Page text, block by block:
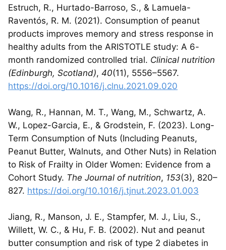
Estruch, R., Hurtado-Barroso, S., & Lamuela-
Raventós, R. M. (2021). Consumption of peanut
products improves memory and stress response in
healthy adults from the ARISTOTLE study: A 6-
month randomized controlled trial. Clinical nutrition
(Edinburgh, Scotland), 40(11), 5556–5567.
https://doi.org/10.1016/j.clnu.2021.09.020
Wang, R., Hannan, M. T., Wang, M., Schwartz, A.
W., Lopez-Garcia, E., & Grodstein, F. (2023). Long-
Term Consumption of Nuts (Including Peanuts,
Peanut Butter, Walnuts, and Other Nuts) in Relation
to Risk of Frailty in Older Women: Evidence from a
Cohort Study. The Journal of nutrition, 153(3), 820–
827. https://doi.org/10.1016/j.tjnut.2023.01.003
Jiang, R., Manson, J. E., Stampfer, M. J., Liu, S.,
Willett, W. C., & Hu, F. B. (2002). Nut and peanut
butter consumption and risk of type 2 diabetes in